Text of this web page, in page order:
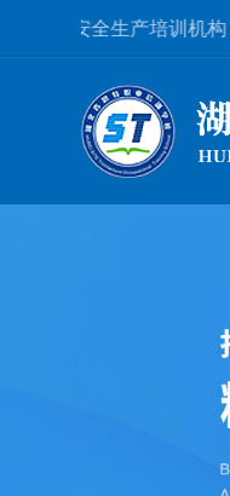
全生产培训机构